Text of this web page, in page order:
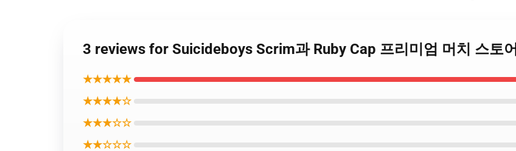
3 reviews for Suicideboys Scrim과 Ruby Cap 프리미엄 머치 스토어
★★★★★
★★★★☆
★★★☆☆
★★☆☆☆